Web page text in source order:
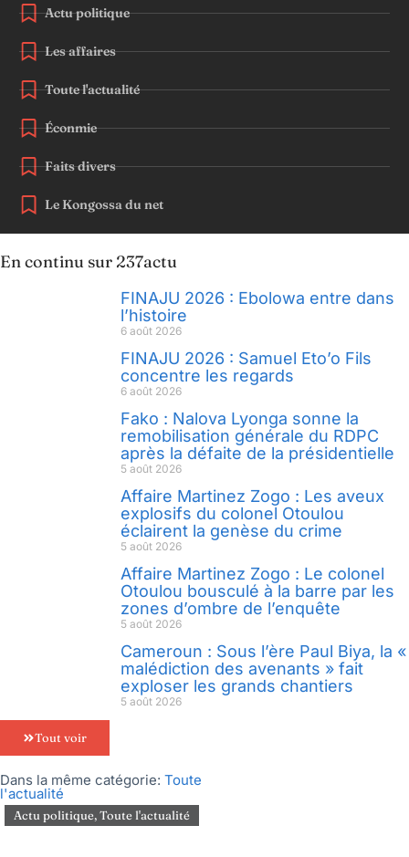
Actu politique
Les affaires
Toute l'actualité
Éconmie
Faits divers
Le Kongossa du net
En continu sur 237actu
FINAJU 2026 : Ebolowa entre dans
l’histoire
6 août 2026
FINAJU 2026 : Samuel Eto’o Fils
concentre les regards
6 août 2026
Fako : Nalova Lyonga sonne la
remobilisation générale du RDPC
après la défaite de la présidentielle
5 août 2026
Affaire Martinez Zogo : Les aveux
explosifs du colonel Otoulou
éclairent la genèse du crime
5 août 2026
Affaire Martinez Zogo : Le colonel
Otoulou bousculé à la barre par les
zones d’ombre de l’enquête
5 août 2026
Cameroun : Sous l’ère Paul Biya, la «
malédiction des avenants » fait
exploser les grands chantiers
5 août 2026
Tout voir
Dans la même catégorie: Toute
l'actualité
Actu politique,Toute l'actualité